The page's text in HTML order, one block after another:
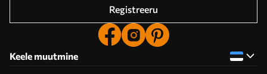
Registreeru
Keele muutmine